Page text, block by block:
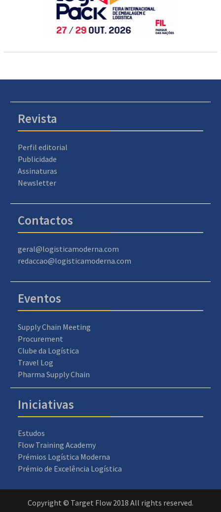
Revista
Perfil editorial
Publicidade
Assinaturas
Newsletter
Contactos
geral@logisticamoderna.com
redaccao@logisticamoderna.com
Eventos
Supply Chain Meeting
Procurement
Clube da Logística
Travel Log
Pharma Supply Chain
Iniciativas
Estudos
Flow Training Academy
Prémios Logística Moderna
Prémio de Excelência Logística
Copyright © Target Flow 2018 All rights reserved.